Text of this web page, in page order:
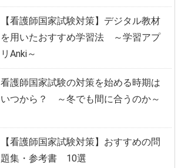
【看護師国家試験対策】デジタル教材
を用いたおすすめ学習法 ～学習アプ
リAnki～
看護師国家試験の対策を始める時期は
いつから？ ～冬でも間に合うのか～
【看護師国家試験対策】おすすめの問
題集・参考書 10選